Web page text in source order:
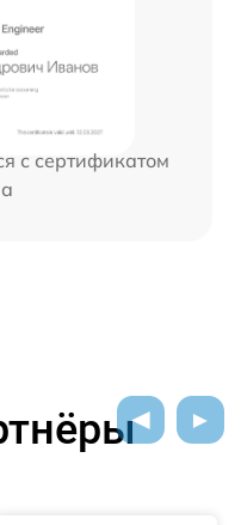
с сертификатом